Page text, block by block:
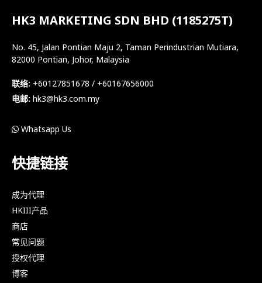
HK3 MARKETING SDN BHD (1185275T)
No. 45, Jalan Pontian Maju 2, Taman Perindustrian Mutiara,
82000 Pontian, Johor, Malaysia
联络: +60127851678 / +60167656000
电邮: hk3@hk3.com.my
Whatsapp Us
快捷链接
成为代理
HKIII产品
商店
常见问题
授权代理
博客